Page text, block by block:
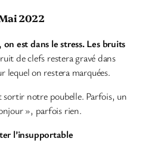
2022
est dans le stress. Les bruits
de clefs restera gravé dans
on restera marquées.
sortir notre poubelle. Parfois, un
», parfois rien.
l’insupportable